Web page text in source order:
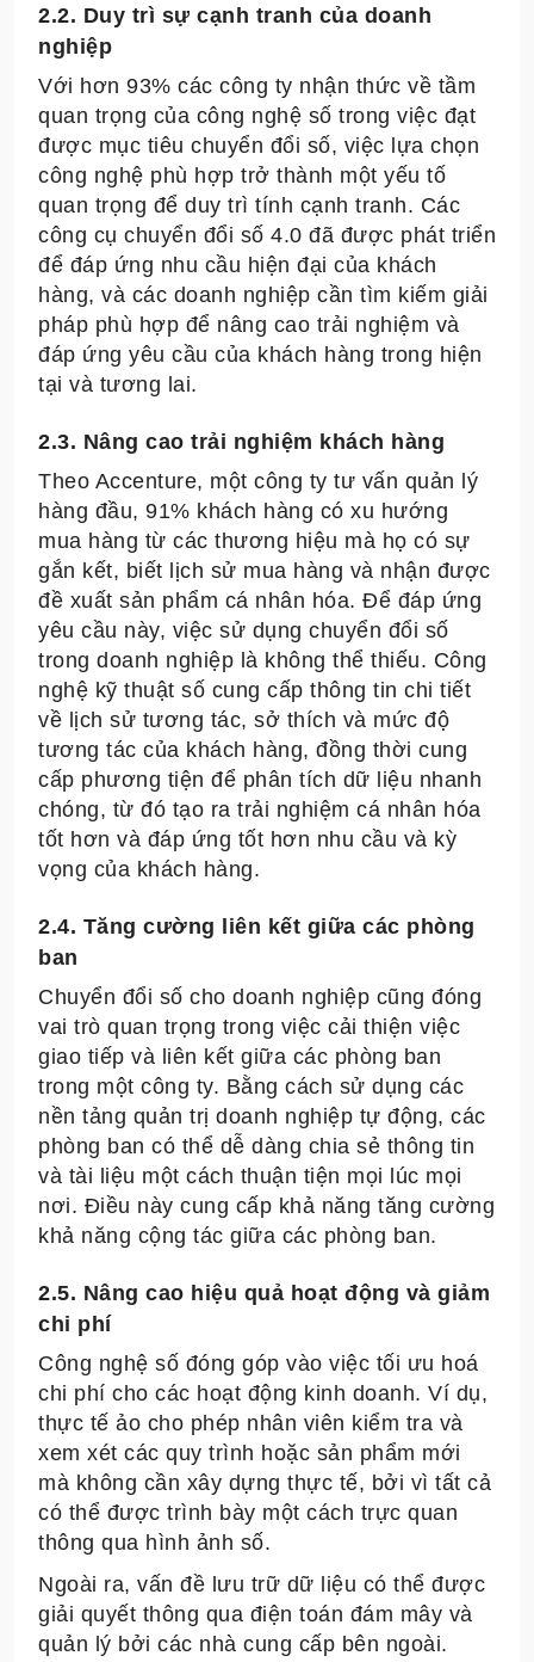
2.2. Duy trì sự cạnh tranh của doanh
nghiệp
Với hơn 93% các công ty nhận thức về tầm
quan trọng của công nghệ số trong việc đạt
được mục tiêu chuyển đổi số, việc lựa chọn
công nghệ phù hợp trở thành một yếu tố
quan trọng để duy trì tính cạnh tranh. Các
công cụ chuyển đổi số 4.0 đã được phát triển
để đáp ứng nhu cầu hiện đại của khách
hàng, và các doanh nghiệp cần tìm kiếm giải
pháp phù hợp để nâng cao trải nghiệm và
đáp ứng yêu cầu của khách hàng trong hiện
tại và tương lai.
2.3. Nâng cao trải nghiệm khách hàng
Theo Accenture, một công ty tư vấn quản lý
hàng đầu, 91% khách hàng có xu hướng
mua hàng từ các thương hiệu mà họ có sự
gắn kết, biết lịch sử mua hàng và nhận được
đề xuất sản phẩm cá nhân hóa. Để đáp ứng
yêu cầu này, việc sử dụng chuyển đổi số
trong doanh nghiệp là không thể thiếu. Công
nghệ kỹ thuật số cung cấp thông tin chi tiết
về lịch sử tương tác, sở thích và mức độ
tương tác của khách hàng, đồng thời cung
cấp phương tiện để phân tích dữ liệu nhanh
chóng, từ đó tạo ra trải nghiệm cá nhân hóa
tốt hơn và đáp ứng tốt hơn nhu cầu và kỳ
vọng của khách hàng.
2.4. Tăng cường liên kết giữa các phòng
ban
Chuyển đổi số cho doanh nghiệp cũng đóng
vai trò quan trọng trong việc cải thiện việc
giao tiếp và liên kết giữa các phòng ban
trong một công ty. Bằng cách sử dụng các
nền tảng quản trị doanh nghiệp tự động, các
phòng ban có thể dễ dàng chia sẻ thông tin
và tài liệu một cách thuận tiện mọi lúc mọi
nơi. Điều này cung cấp khả năng tăng cường
khả năng cộng tác giữa các phòng ban.
2.5. Nâng cao hiệu quả hoạt động và giảm
chi phí
Công nghệ số đóng góp vào việc tối ưu hoá
chi phí cho các hoạt động kinh doanh. Ví dụ,
thực tế ảo cho phép nhân viên kiểm tra và
xem xét các quy trình hoặc sản phẩm mới
mà không cần xây dựng thực tế, bởi vì tất cả
có thể được trình bày một cách trực quan
thông qua hình ảnh số.
Ngoài ra, vấn đề lưu trữ dữ liệu có thể được
giải quyết thông qua điện toán đám mây và
quản lý bởi các nhà cung cấp bên ngoài.